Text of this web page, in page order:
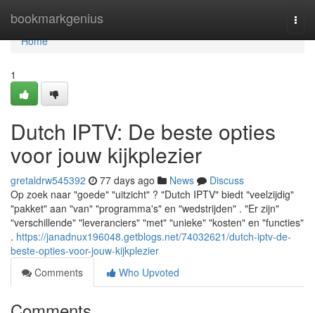
bookmarkgenius
Home
Home
1
Dutch IPTV: De beste opties
voor jouw kijkplezier
gretaldrw545392 77 days ago News
Discuss
Op zoek naar "goede" "uitzicht" ? "Dutch IPTV" biedt "veelzijdig"
"pakket" aan "van" "programma's" en "wedstrijden" . "Er zijn"
"verschillende" "leveranciers" "met" "unieke" "kosten" en "functies"
. https://janadnux196048.getblogs.net/74032621/dutch-iptv-de-
beste-opties-voor-jouw-kijkplezier
Comments
Who Upvoted